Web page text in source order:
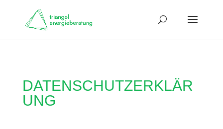
DATENSCHUTZERKLÄR
UNG